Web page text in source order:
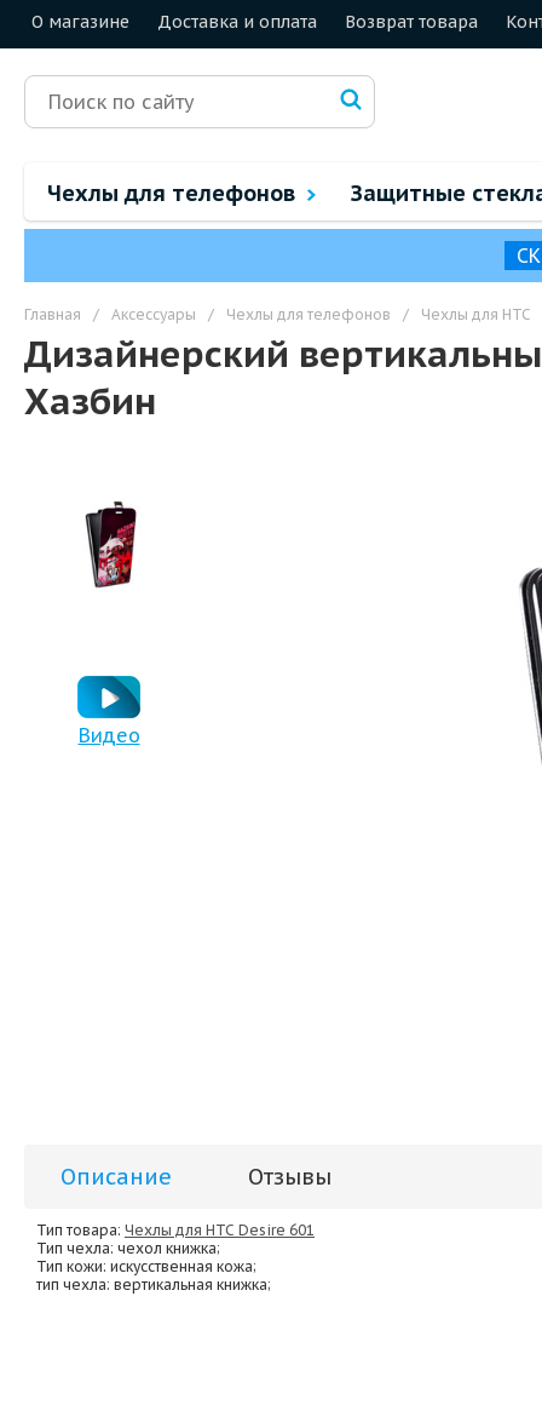
О магазине Доставка и оплата Возврат товара
Чехлы для телефонов Защитные
Главная / Аксессуары / Чехлы для телефонов / Чехлы для HTC
Дизайнерский
Хазбин
Видео
Описание Отзывы
Тип товара: Чехлы для HTC Desire 601
Тип чехла: чехол книжка;
Тип кожи: искусственная кожа;
тип чехла: вертикальная книжка;